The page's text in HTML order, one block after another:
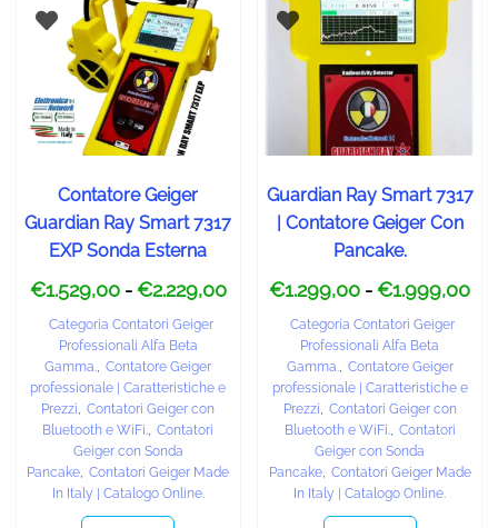
Contatore Geiger
Guardian Ray Smart 7317
EXP Sonda Esterna
€1.529,00 - €2.229,00
Categoria Contatori Geiger
Professionali Alfa Beta
Gamma., Contatore Geiger
professionale | Caratteristiche e
Prezzi, Contatori Geiger con
Bluetooth e WiFi., Contatori
Geiger con Sonda
Pancake, Contatori Geiger Made
In Italy | Catalogo Online.
Guardian Ray Smart 7317
| Contatore Geiger Con
Pancake.
€1.299,00 - €1.999,00
Categoria Contatori Geiger
Professionali Alfa Beta
Gamma., Contatore Geiger
professionale | Caratteristiche e
Prezzi, Contatori Geiger con
Bluetooth e WiFi., Contatori
Geiger con Sonda
Pancake, Contatori Geiger Made
In Italy | Catalogo Online.